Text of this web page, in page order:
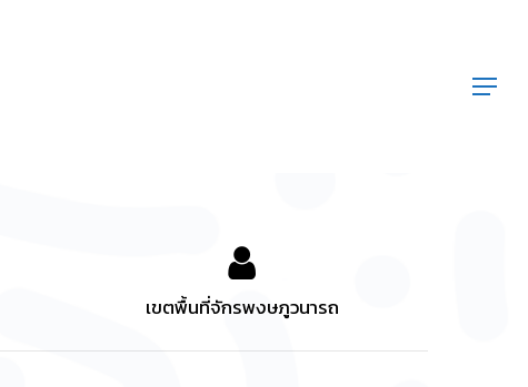
Menu
เขตพื้นที่จักรพงษภูวนารถ